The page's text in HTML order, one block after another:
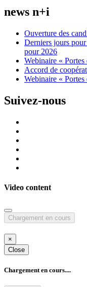
news n+i
Ouverture des
Derniers jours pour
pour 2026
Webinaire «
Accord de
Webinaire «
Suivez-nous
Video content
Chargement en cours
×
Close
Chargement en cours....